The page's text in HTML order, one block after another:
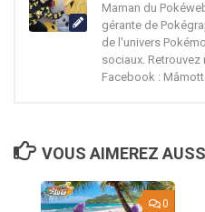
Maman du
gérante de
de l'univers
sociaux. Retrouvez
Facebook :
VOUS AIMEREZ
0